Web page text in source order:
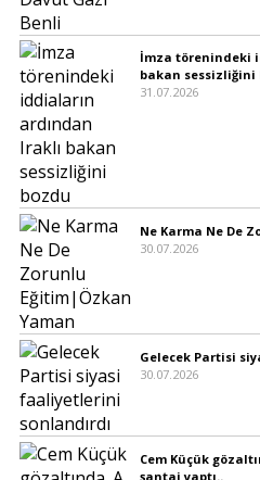
İmza törenindeki
bakan sessizliğini
31.07.2026
Ne Karma Ne De
30.07.2026
Gelecek Partisi
30.07.2026
Cem Küçük
şantaj yaptı..